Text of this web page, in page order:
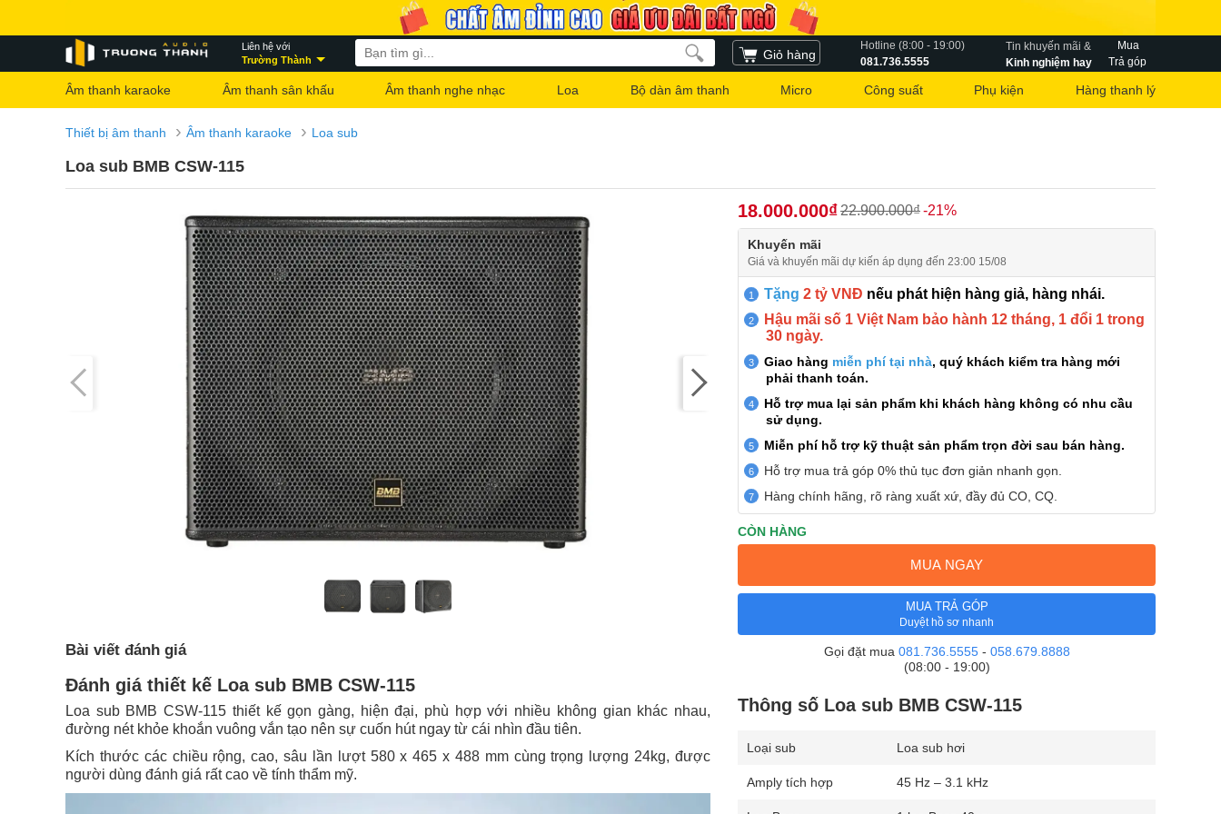
Liên hệ với
Trường Thành
Giỏ hàng
Hotline (8:00 - 19:00)
081.736.5555
Tin khuyến mãi &
Kinh nghiệm hay
Mua
Trả góp
Âm thanh karaoke Âm thanh sân khấu Âm thanh nghe nhạc Loa Bộ dàn âm thanh Micro Công suất Phụ kiện Hàng thanh lý
Thiết bị âm thanh › Âm thanh karaoke › Loa sub
Loa sub BMB CSW-115
Bài viết đánh giá
Đánh giá thiết kế Loa sub BMB CSW-115
Loa sub BMB CSW-115 thiết kế gọn gàng, hiện đại, phù hợp với nhiều không gian khác nhau,
đường nét khỏe khoắn vuông vắn tạo nên sự cuốn hút ngay từ cái nhìn đầu tiên.
Kích thước các chiều rộng, cao, sâu lần lượt 580 x 465 x 488 mm cùng trọng lượng 24kg, được
người dùng đánh giá rất cao về tính thẩm mỹ.
18.000.000₫22.900.000₫-21%
Khuyến mãi
Giá và khuyến mãi dự kiến áp dụng đến 23:00 15/08
Tặng 2 tỷ VNĐ nếu phát hiện hàng giả, hàng nhái.
Hậu mãi số 1 Việt Nam bảo hành 12 tháng, 1 đổi 1 trong
30 ngày.
Giao hàng miễn phí tại nhà, quý khách kiểm tra hàng mới
phải thanh toán.
Hỗ trợ mua lại sản phẩm khi khách hàng không có nhu cầu
sử dụng.
Miễn phí hỗ trợ kỹ thuật sản phẩm trọn đời sau bán hàng.
Hỗ trợ mua trả góp 0% thủ tục đơn giản nhanh gọn.
Hàng chính hãng, rõ ràng xuất xứ, đầy đủ CO, CQ.
CÒN HÀNG
MUA NGAY
MUA TRẢ GÓP
Duyệt hồ sơ nhanh
Gọi đặt mua 081.736.5555- 058.679.8888
(08:00 - 19:00)
Thông số Loa sub BMB CSW-115
Loại sub Loa sub hơi
Amply tích hợp 45 Hz – 3.1 kHz